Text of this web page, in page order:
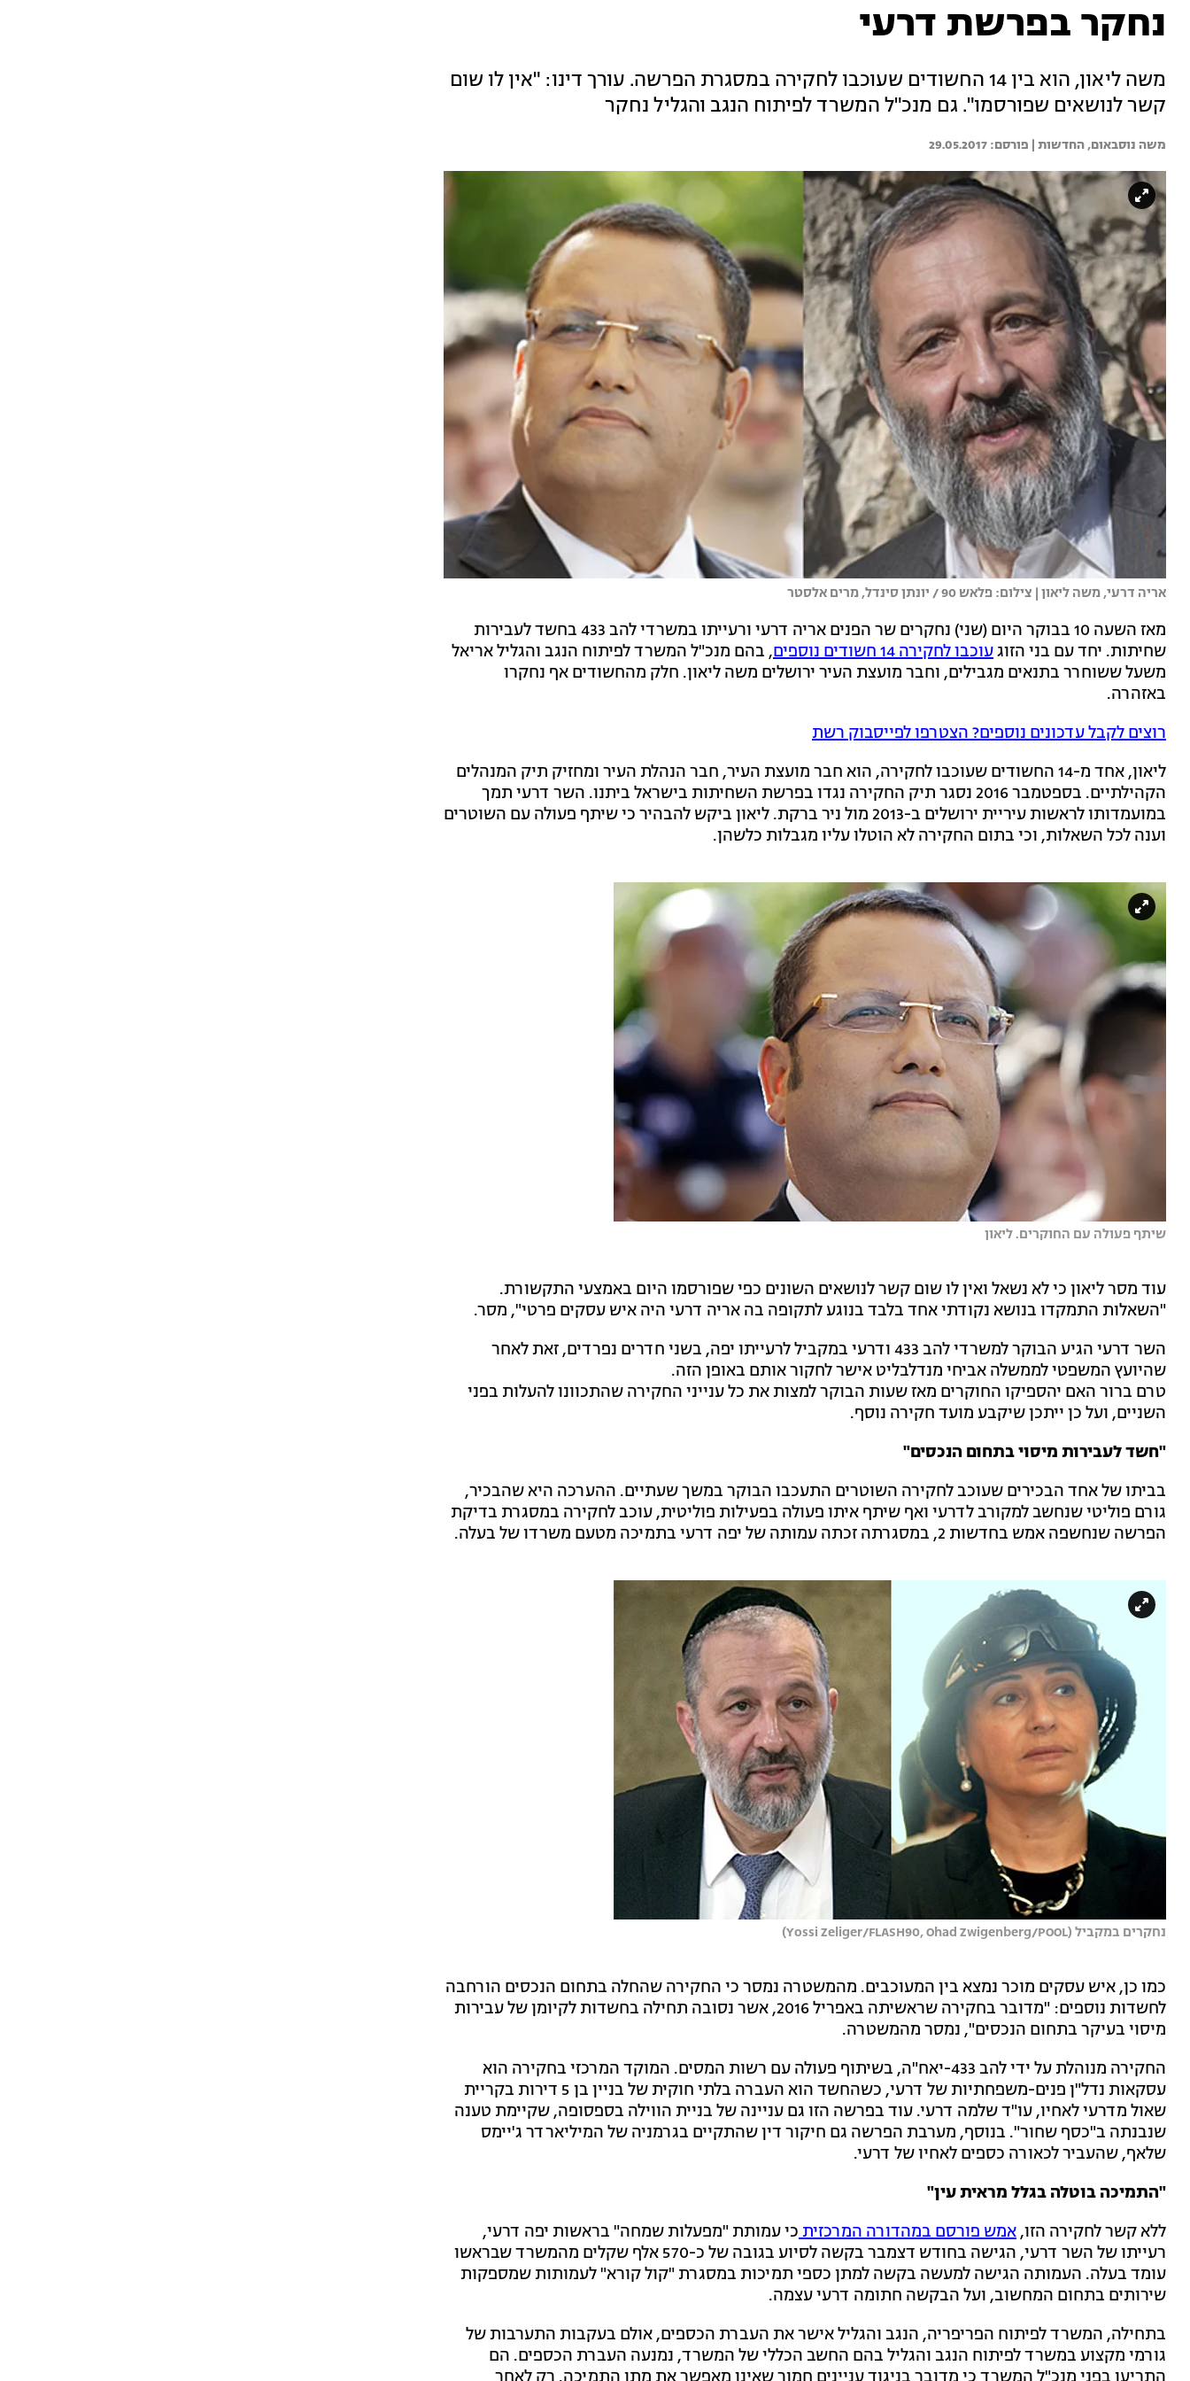
נחקר בפרשת דרעי
משה ליאון, הוא בין 14 החשודים שעוכבו לחקירה במסגרת הפרשה. עורך דינו: "אין לו שום
קשר לנושאים שפורסמו". גם מנכ"ל המשרד לפיתוח הנגב והגליל נחקר
משה נוסבאום, החדשות | 29.05.2017
אריה דרעי, משה ליאון | צילום: פלאש 90 / יונתן סינדל, מרים אלסטר
מאז השעה 10 בבוקר היום (שני) נחקרים שר הפנים אריה דרעי ורעייתו במשרדי להב 433 בחשד לעבירות
שחיתות. יחד עם בני הזוגעוכבו לחקירה 14 חשודים נוספים
, בהם מנכ"ל המשרד לפיתוח הנגב והגליל אריאל
משעל ששוחרר בתנאים מגבילים, וחבר מועצת העיר ירושלים משה ליאון. חלק מהחשודים אף נחקרו
באזהרה.
רוצים לקבל עדכונים נוספים? הצטרפו לפייסבוק רשת
ליאון, אחד מ-14 החשודים שעוכבו לחקירה, הוא חבר מועצת העיר, חבר הנהלת העיר ומחזיק תיק המנהלים
הקהילתיים. בספטמבר 2016 נסגר תיק החקירה נגדו בפרשת השחיתות בישראל ביתנו. השר דרעי תמך
במועמדותו לראשות עיריית ירושלים ב-2013 מול ניר ברקת. ליאון ביקש להבהיר כי שיתף פעולה עם השוטרים
וענה לכל השאלות, וכי בתום החקירה לא הוטלו עליו מגבלות כלשהן.
שיתף פעולה עם החוקרים. ליאון
עוד מסר ליאון כי לא נשאל ואין לו שום קשר לנושאים השונים כפי שפורסמו היום באמצעי התקשורת.
"השאלות התמקדו בנושא נקודתי אחד בלבד בנוגע לתקופה בה אריה דרעי היה איש עסקים פרטי", מסר.
השר דרעי הגיע הבוקר למשרדי להב 433 ודרעי במקביל לרעייתו יפה, בשני חדרים נפרדים, זאת לאחר
שהיועץ המשפטי לממשלה אביחי מנדלבליט אישר לחקור אותם באופן הזה.
טרם ברור האם יהספיקו החוקרים מאז שעות הבוקר למצות את כל ענייני החקירה שהתכוונו להעלות בפני
השניים, ועל כן ייתכן שיקבע מועד חקירה נוסף.
"חשד לעבירות מיסוי בתחום הנכסים"
בביתו של אחד הבכירים שעוכב לחקירה השוטרים התעכבו הבוקר במשך שעתיים. ההערכה היא שהבכיר,
גורם פוליטי שנחשב למקורב לדרעי ואף שיתף איתו פעולה בפעילות פוליטית, עוכב לחקירה במסגרת בדיקת
הפרשה שנחשפה אמש בחדשות 2, במסגרתה זכתה עמותה של יפה דרעי בתמיכה מטעם משרדו של בעלה.
נחקרים במקביל (Yossi Zeliger/FLASH90, Ohad Zwigenberg/POOL)
כמו כן, איש עסקים מוכר נמצא בין המעוכבים. מהמשטרה נמסר כי החקירה שהחלה בתחום הנכסים הורחבה
לחשדות נוספים: "מדובר בחקירה שראשיתה באפריל 2016, אשר נסובה תחילה בחשדות לקיומן של עבירות
מיסוי בעיקר בתחום הנכסים", נמסר מהמשטרה.
החקירה מנוהלת על ידי להב 433-יאח"ה, בשיתוף פעולה עם רשות המסים. המוקד המרכזי בחקירה הוא
עסקאות נדל"ן פנים-משפחתיות של דרעי, כשהחשד הוא העברה בלתי חוקית של בניין בן 5 דירות בקריית
שאול מדרעי לאחיו, עו"ד שלמה דרעי. עוד בפרשה הזו גם עניינה של בניית הווילה בספסופה, שקיימת טענה
שנבנתה ב"כסף שחור". בנוסף, מערבת הפרשה גם חיקור דין שהתקיים בגרמניה של המיליארדר ג'יימס
שלאף, שהעביר לכאורה כספים לאחיו של דרעי.
"התמיכה בוטלה בגלל מראית עין"
ללא קשר לחקירה הזו,אמש פורסם במהדורה המרכזיתכי עמותת "מפעלות שמחה" בראשות יפה דרעי,
רעייתו של השר דרעי, הגישה בחודש דצמבר בקשה לסיוע בגובה של כ-570 אלף שקלים מהמשרד שבראשו
עומד בעלה. העמותה הגישה למעשה בקשה למתן כספי תמיכות במסגרת "קול קורא" לעמותות שמספקות
שירותים בתחום המחשוב, ועל הבקשה חתומה דרעי עצמה.
בתחילה, המשרד לפיתוח הפריפריה, הנגב והגליל אישר את העברת הכספים, אולם בעקבות התערבות של
גורמי מקצוע במשרד לפיתוח הנגב והגליל בהם החשב הכללי של המשרד, נמנעה העברת הכספים. הם